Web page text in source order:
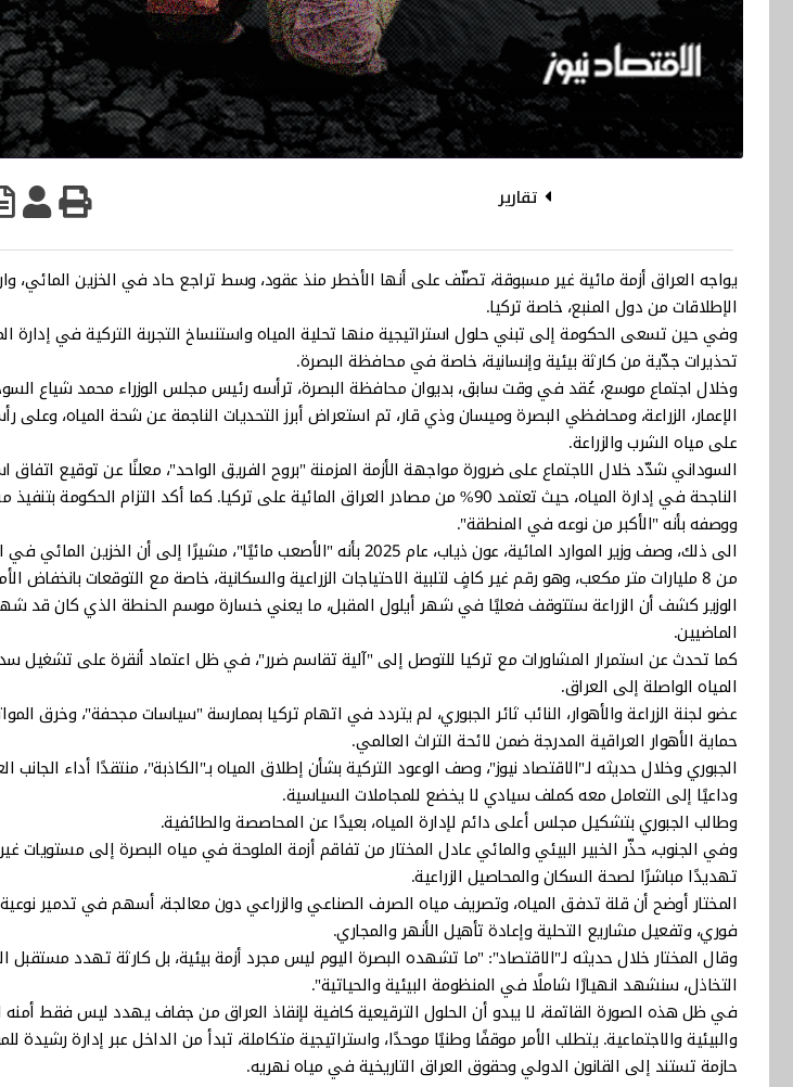
تقارير
يواجه العراق أزمة مائية غير مسبوقة، تصنّف على أنها الأخطر منذ عقود، وسط تراجع حاد في الخزين المائي،
الإطلاقات من دول المنبع، خاصة تركيا.
وفي حين تسعى الحكومة إلى تبني حلول استراتيجية منها تحلية المياه واستنساخ التجربة التركية في إدارة
تحذيرات جدّية من كارثة بيئية وإنسانية، خاصة في محافظة البصرة.
وخلال اجتماع موسع، عُقد في وقت سابق، بديوان محافظة البصرة، ترأسه رئيس مجلس الوزراء محمد شياع
الإعمار، الزراعة، ومحافظي البصرة وميسان وذي قار، تم استعراض أبرز التحديات الناجمة عن شحة المياه، وعلى
على مياه الشرب والزراعة.
السوداني شدّد خلال الاجتماع على ضرورة مواجهة الأزمة المزمنة "بروح الفريق الواحد"، معلنًا عن توقيع اتفاق
الناجحة في إدارة المياه، حيث تعتمد 90% من مصادر العراق المائية على تركيا. كما أكد التزام
ووصفه بأنه "الأكبر من نوعه في المنطقة".
الى ذلك، وصف وزير الموارد المائية، عون ذياب، عام 2025 بأنه "الأصعب مائيًا"، مشيرًا
من 8 مليارات متر مكعب، وهو رقم غير كافٍ لتلبية الاحتياجات الزراعية والسكانية، خاصة مع التوقعات بانخفاض الأمطار واستمرار الجفاف.
الوزير كشف أن الزراعة ستتوقف فعليًا في شهر أيلول المقبل، ما يعني خسارة موسم الحنطة الذي كان قد شهد
الماضيين.
كما تحدث عن استمرار المشاورات مع تركيا للتوصل إلى "آلية تقاسم ضرر"، في ظل اعتماد أنقرة على تشغيل
المياه الواصلة إلى العراق.
عضو لجنة الزراعة والأهوار، النائب ثائر الجبوري، لم يتردد في اتهام تركيا بممارسة "سياسات مجحفة"، وخرق
حماية الأهوار العراقية المدرجة ضمن لائحة التراث العالمي.
الجبوري وخلال حديثه لـ"الاقتصاد نيوز"، وصف الوعود التركية بشأن إطلاق المياه بـ"الكاذبة"، منتقدًا أداء
وداعيًا إلى التعامل معه كملف سيادي لا يخضع للمجاملات السياسية.
وطالب الجبوري بتشكيل مجلس أعلى دائم لإدارة المياه، بعيدًا عن المحاصصة والطائفية.
وفي الجنوب، حذّر الخبير البيئي والمائي عادل المختار من تفاقم أزمة الملوحة في مياه البصرة إلى مستويات
تهديدًا مباشرًا لصحة السكان والمحاصيل الزراعية.
المختار أوضح أن قلة تدفق المياه، وتصريف مياه الصرف الصناعي والزراعي دون معالجة، أسهم في تدمير
فوري، وتفعيل مشاريع التحلية وإعادة تأهيل الأنهر والمجاري.
وقال المختار خلال حديثه لـ"الاقتصاد": "ما تشهده البصرة اليوم ليس مجرد أزمة بيئية، بل كارثة تهدد مستقبل
التخاذل، سنشهد انهيارًا شاملًا في المنظومة البيئية والحياتية".
في ظل هذه الصورة القاتمة، لا يبدو أن الحلول الترقيعية كافية لإنقاذ العراق من جفاف يهدد ليس فقط أمنه
والبيئية والاجتماعية. يتطلب الأمر موقفًا وطنيًا موحدًا، واستراتيجية متكاملة، تبدأ من الداخل عبر إدارة رشيدة
حازمة تستند إلى القانون الدولي وحقوق العراق التاريخية في مياه نهريه.